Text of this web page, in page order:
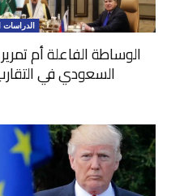
الدراسات
الوساطة الفاعلة أم
السعودي في